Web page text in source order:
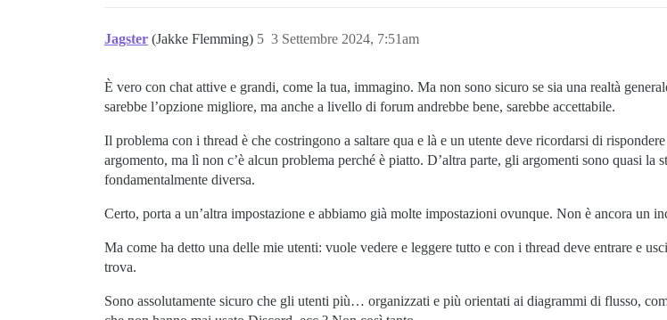
Jagster (Jakke Flemming) 3 Settembre 2024, 7:51am
5
È vero con chat attive e grandi, come la tua, immagino. Ma non sono sicuro se sia una realtà
sarebbe l’opzione migliore, ma anche a livello di forum andrebbe bene, sarebbe accettabile.
Il problema con i thread è che costringono a saltare qua e là e un utente deve ricordarsi di
argomento, ma lì non c’è alcun problema perché è piatto. D’altra parte, gli argomenti sono quasi la
fondamentalmente diversa.
Certo, porta a un’altra impostazione e abbiamo già molte impostazioni ovunque. Non è ancora un
Ma come ha detto una delle mie utenti: vuole vedere e leggere tutto e con i thread deve entrare e
trova.
Sono assolutamente sicuro che gli utenti più… organizzati e più orientati ai diagrammi di flusso,